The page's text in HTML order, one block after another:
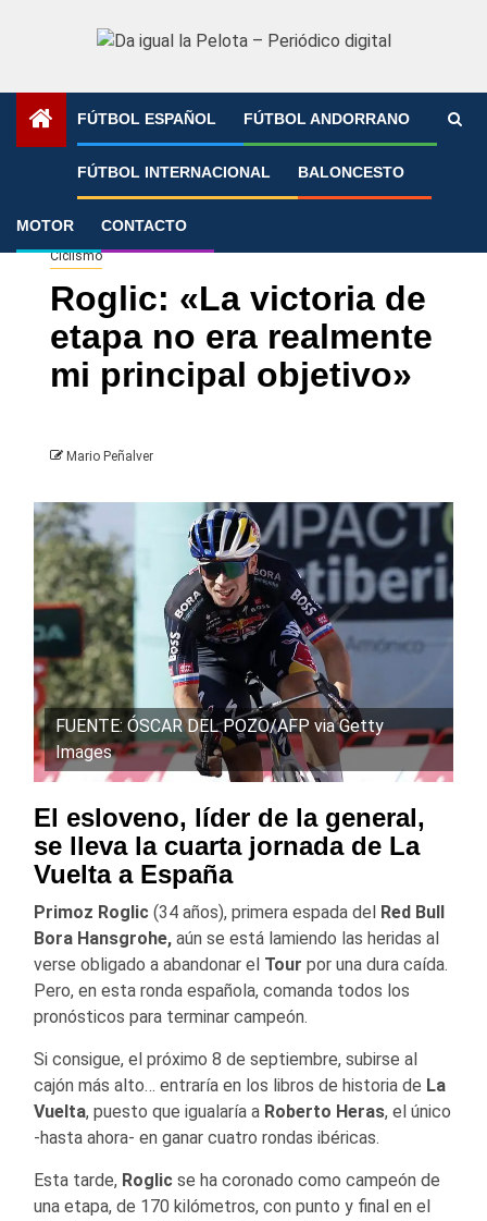
FÚTBOL ESPAÑOL FÚTBOL ANDORRANO
FÚTBOL INTERNACIONAL BALONCESTO
MOTOR CONTACTO
»
Ciclismo
Roglic: «La victoria de
etapa no era realmente
mi principal objetivo»
Mario Peñalver
FUENTE: ÓSCAR DEL POZO/AFP via Getty
Images
El esloveno, líder de la general,
se lleva la cuarta jornada de La
Vuelta a España
Primoz Roglic (34 años), primera espada del Red Bull
Bora Hansgrohe, aún se está lamiendo las heridas al
verse obligado a abandonar el Tour por una dura caída.
Pero, en esta ronda española, comanda todos los
pronósticos para terminar campeón.
Si consigue, el próximo 8 de septiembre, subirse al
cajón más alto… entraría en los libros de historia de La
Vuelta, puesto que igualaría a Roberto Heras, el único
-hasta ahora- en ganar cuatro rondas ibéricas.
Esta tarde, Roglic se ha coronado como campeón de
una etapa, de 170 kilómetros, con punto y final en el